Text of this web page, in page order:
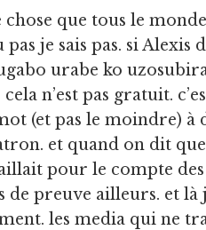
pas je sais pas. si Alexis
urabe ko
n’est pas gratuit.
(et pas le moindre) à
et quand on dit
pour le compte
de preuve ailleurs. et là
les media qui ne